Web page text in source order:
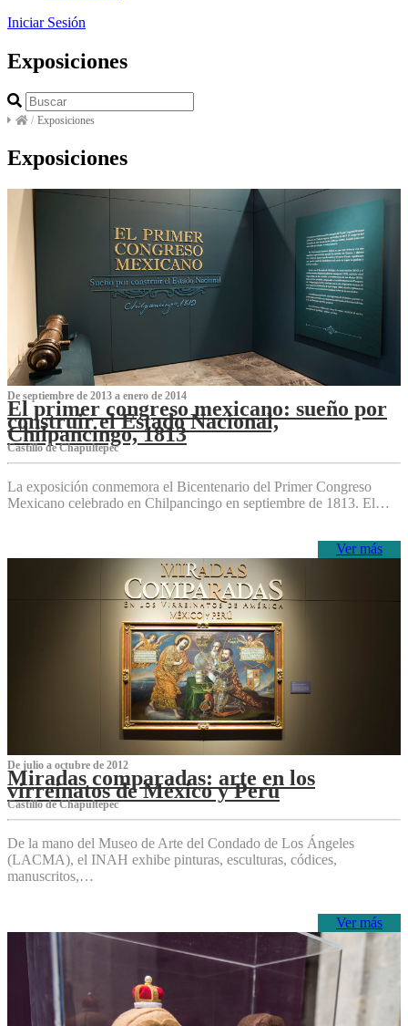
Iniciar Sesión
Exposiciones
/ Exposiciones
Exposiciones
De septiembre de 2013 a enero de 2014
El primer congreso mexicano: sueño por
construir el Estado Nacional,
Chilpancingo, 1813
Castillo de Chapultepec
La exposición conmemora el Bicentenario del Primer Congreso
Mexicano celebrado en Chilpancingo en septiembre de 1813. El…
Ver más
De julio a octubre de 2012
Miradas comparadas: arte en los
virreinatos de México y Perú
Castillo de Chapultepec
De la mano del Museo de Arte del Condado de Los Ángeles
(LACMA), el INAH exhibe pinturas, esculturas, códices,
manuscritos,…
Ver más